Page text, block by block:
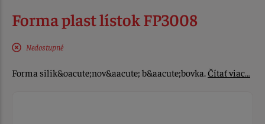
Forma plast lístok FP3008
Nedostupné
Forma silik&oacute;nov&aacute; b&aacute;bovka.Čítať viac…